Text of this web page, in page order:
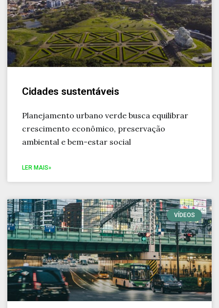
Cidades sustentáveis
Planejamento urbano verde busca equilibrar
crescimento econômico, preservação
ambiental e bem-estar social
LER MAIS»
VÍDEOS